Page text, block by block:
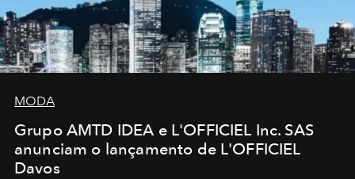
MODA
Grupo AMTD IDEA e L'OFFICIEL Inc. SAS
anunciam o lançamento de L'OFFICIEL
Davos